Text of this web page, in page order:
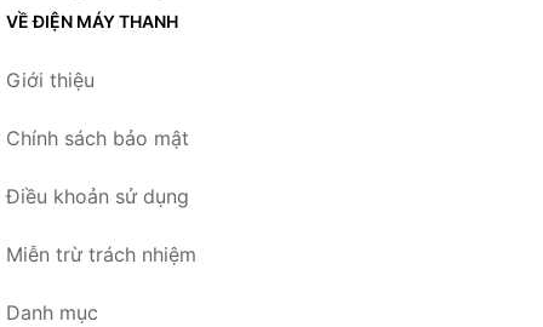
VỀ ĐIỆN MÁY THANH
Giới thiệu
Chính sách bảo mật
Điều khoản sử dụng
Miễn trừ trách nhiệm
Danh mục